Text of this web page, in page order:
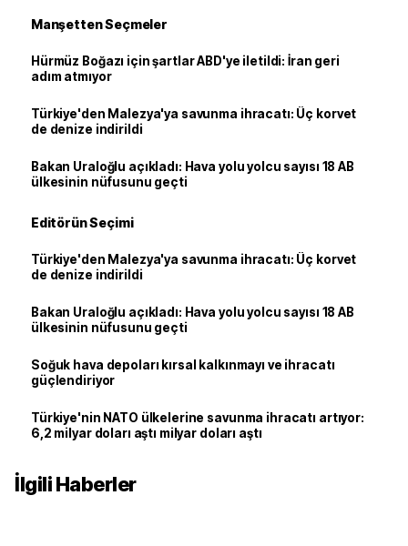
Manşetten Seçmeler
Hürmüz Boğazı için şartlar ABD'ye iletildi: İran geri
adım atmıyor
Türkiye'den Malezya'ya savunma ihracatı: Üç korvet
de denize indirildi
Bakan Uraloğlu açıkladı: Hava yolu yolcu sayısı 18 AB
ülkesinin nüfusunu geçti
Editörün Seçimi
Türkiye'den Malezya'ya savunma ihracatı: Üç korvet
de denize indirildi
Bakan Uraloğlu açıkladı: Hava yolu yolcu sayısı 18 AB
ülkesinin nüfusunu geçti
Soğuk hava depoları kırsal kalkınmayı ve ihracatı
güçlendiriyor
Türkiye'nin NATO ülkelerine savunma ihracatı artıyor:
6,2 milyar doları aştı milyar doları aştı
İlgili Haberler